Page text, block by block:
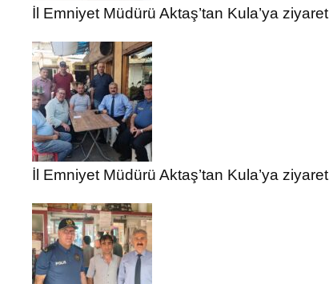
İl Emniyet Müdürü Aktaş’tan Kula’ya ziyaret
İl Emniyet Müdürü Aktaş’tan Kula’ya ziyaret